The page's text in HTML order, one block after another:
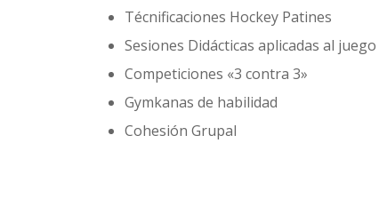
Técnificaciones Hockey Patines
Sesiones Didácticas aplicadas al juego
Competiciones «3 contra 3»
Gymkanas de habilidad
Cohesión Grupal